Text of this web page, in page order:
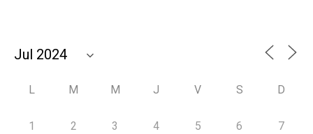
L M M J V S D
1 2 3 4 5 6 7